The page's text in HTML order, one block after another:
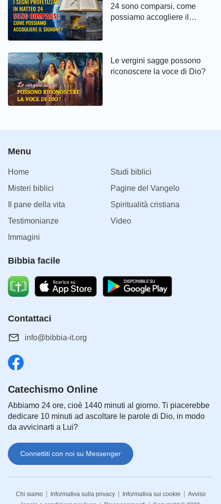
24 sono comparsi, come
possiamo accogliere il
Le vergini sagge possono
riconoscere la voce di Dio?
Menu
Home
Studi biblici
Misteri biblici
Pagine del Vangelo
Il pane della vita
Spiritualità cristiana
Testimonianze
Video
Immagini
Bibbia facile
Contattaci
info@bibbia-it.org
Catechismo Online
Abbiamo 24 ore, cioè 1440 minuti al giorno. Ti piacerebbe
dedicare 10 minuti ad ascoltare le parole di Dio, in modo
da avvicinarti a Lui?
Connettiti con noi su Messenger
Chi siamo | Informativa sulla privacy | Informativa sui cookie | Avviso